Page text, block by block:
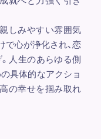
しみやすい雰囲気
で心が浄化され、恋
人生のあらゆる側
具体的なアクショ
の幸せを掴み取れ